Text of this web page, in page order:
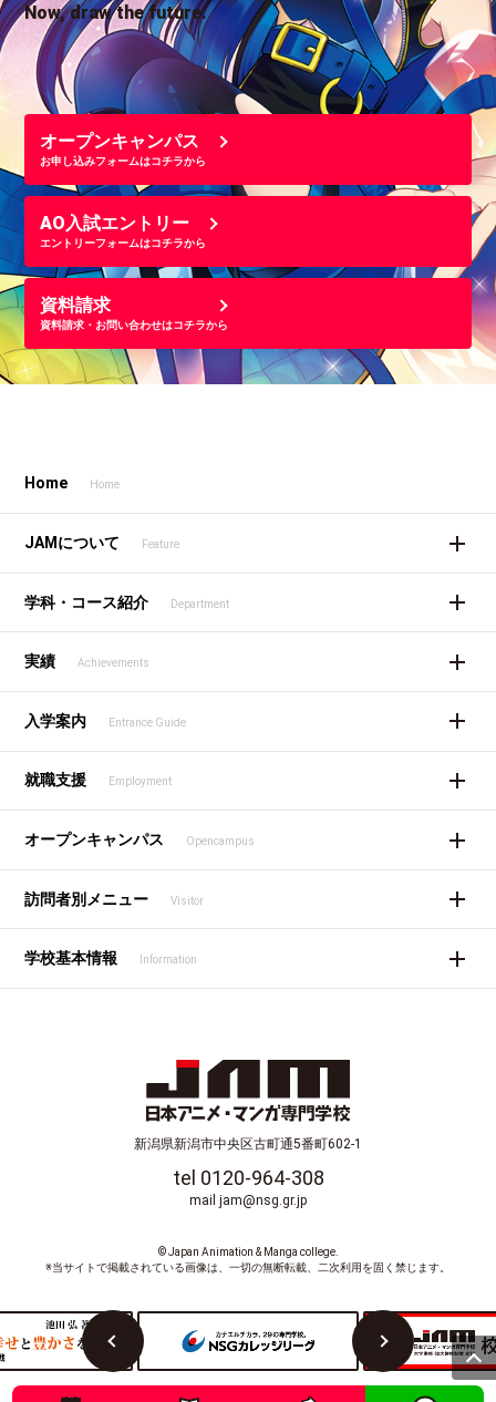
Now, draw the future.
オープンキャンパス
お申し込みフォームはコチラから
AO入試エントリー
エントリーフォームはコチラから
資料請求
資料請求・お問い合わせはコチラから
Home Home
JAMについて Feature
学科・コース紹介 Department
実績 Achievements
入学案内 Entrance Guide
就職支援 Employment
オープンキャンパス Opencampus
訪問者別メニュー Visitor
学校基本情報 Information
新潟県新潟市中央区古町通5番町602-1
tel 0120-964-308
mail jam@nsg.gr.jp
© Japan Animation & Manga college.
※当サイトで掲載されている画像は、一切の無断転載、二次利用を固く禁じます。